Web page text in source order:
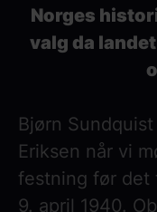
Norges
valg da
Bjørn
Eriksen når vi
festning før det
9. april 1940.